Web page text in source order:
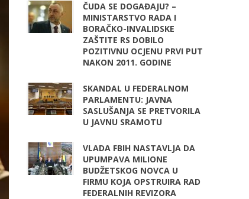
ČUDA SE DOGAĐAJU? –
MINISTARSTVO RADA I
BORAČKO-INVALIDSKE
ZAŠTITE RS DOBILO
POZITIVNU OCJENU PRVI PUT
NAKON 2011. GODINE
SKANDAL U FEDERALNOM
PARLAMENTU: JAVNA
SASLUŠANJA SE PRETVORILA
U JAVNU SRAMOTU
VLADA FBIH NASTAVLJA DA
UPUMPAVA MILIONE
BUDŽETSKOG NOVCA U
FIRMU KOJA OPSTRUIRA RAD
FEDERALNIH REVIZORA